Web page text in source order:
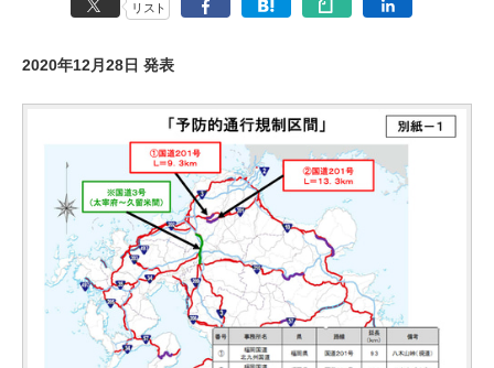
リスト
2020年12月28日 発表